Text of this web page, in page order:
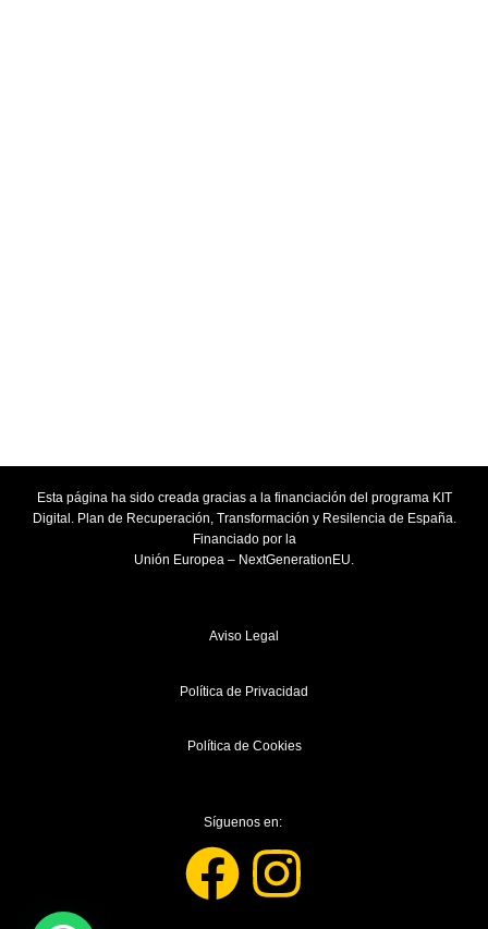
Esta página ha sido creada gracias a la financiación del programa KIT
Digital. Plan de Recuperación, Transformación y Resilencia de España.
Financiado por la
Unión Europea – NextGenerationEU.
Aviso Legal
Política de Privacidad
Política de Cookies
Síguenos en:
F I